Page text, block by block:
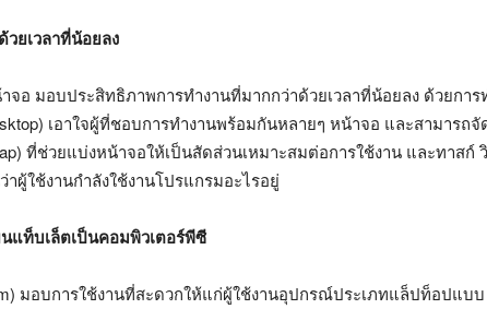
ยเวลาที่น้อยลง
จอ มอบประสิทธิภาพการทำงานที่มากกว่าด้วยเวลาที่น้อยลง ด้วยกา
เอาใจผู้ที่ชอบการทำงานพร้อมกันหลายๆ หน้าจอ และสามารถ
ที่ช่วยแบ่งหน้าจอให้เป็นสัดส่วนเหมาะสมต่อการใช้งาน และทาสก์
าผู้ใช้งานกำลังใช้งานโปรแกรมอะไรอยู่
แท็บเล็ตเป็นคอมพิวเตอร์พีซี
มอบการใช้งานที่สะดวกให้แก่ผู้ใช้งานอุปกรณ์ประเภทแล็ปท็อปแบ